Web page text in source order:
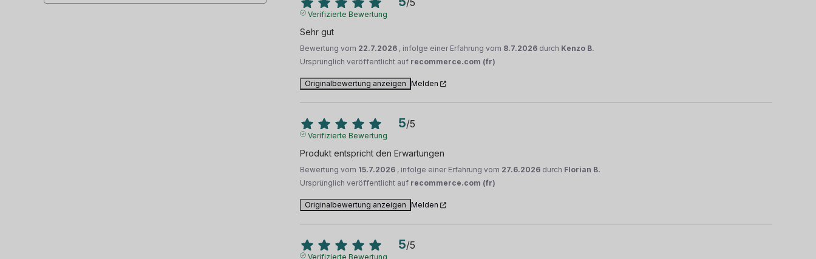
/5
Verifizierte Bewertung
Sehr gut
Bewertung vom 22.7.2026 , infolge einer Erfahrung vom 8.7.2026 durch Kenzo B.
Ursprünglich veröffentlicht auf recommerce.com (fr)
Originalbewertung anzeigen Melden
5/5
Verifizierte Bewertung
Produkt entspricht den Erwartungen
Bewertung vom 15.7.2026 , infolge einer Erfahrung vom 27.6.2026 durch Florian B.
Ursprünglich veröffentlicht auf recommerce.com (fr)
Originalbewertung anzeigen Melden
5/5
Verifizierte Bewertung